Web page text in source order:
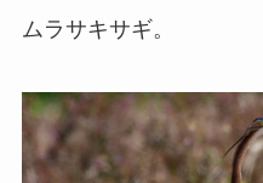
ムラサキサギ。